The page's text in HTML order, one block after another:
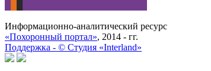
Информационно-аналитический ресурс
«Похоронный портал», 2014 - гг.
Поддержка - © Cтудия «Interland»